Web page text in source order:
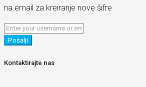
na email za kreiranje nove šifre
Pošalji
Kontaktirajte nas